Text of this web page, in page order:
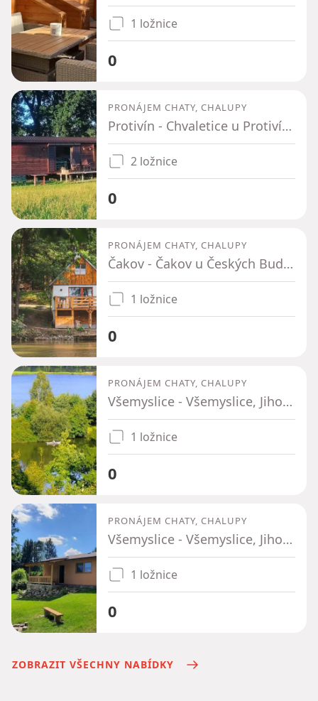
1 ložnice
0
PRONÁJEM CHATY, CHALUPY
Protivín - Chvaletice u Protivína, Jihočeský kraj
2 ložnice
0
PRONÁJEM CHATY, CHALUPY
Čakov - Čakov u Českých Budějovic, Jihočeský kraj
1 ložnice
0
PRONÁJEM CHATY, CHALUPY
Všemyslice - Všemyslice, Jihočeský kraj
1 ložnice
0
PRONÁJEM CHATY, CHALUPY
Všemyslice - Všemyslice, Jihočeský kraj
1 ložnice
0
ZOBRAZIT VŠECHNY NABÍDKY